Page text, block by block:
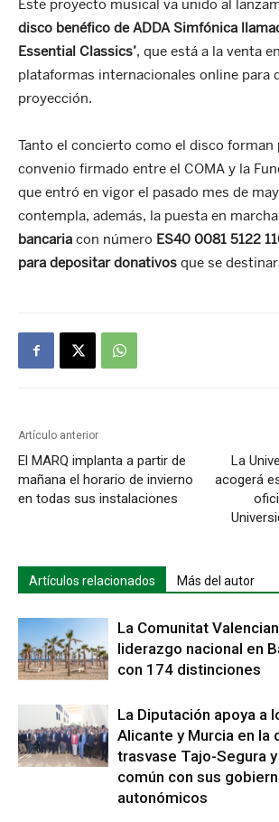
Este proyecto musical va unido al
disco benéfico de ADDA Simfónica
Essential Classics’, que está a la venta
plataformas internacionales online para
proyección.
Tanto el concierto como el disco forman
convenio firmado entre el COMA y la
que entró en vigor el pasado mes de
contempla, además, la puesta en
bancaria con número ES40 0081 5122
para depositar donativos que se
Artículo anterior
El MARQ implanta a partir de
mañana el horario de invierno
en todas sus instalaciones
La
acogerá
Artículos relacionados Más del autor
La Comunitat
liderazgo nacional en
con 174 distinciones
La Diputación apoya a
Alicante y Murcia en la
trasvase Tajo-Segura
común con sus
autonómicos